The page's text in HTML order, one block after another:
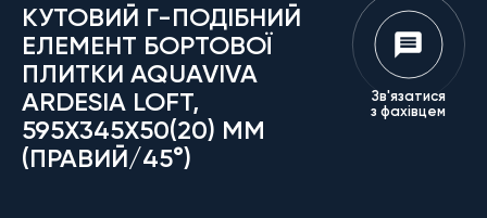
КУТОВИЙ Г-ПОДІБНИЙ
ЕЛЕМЕНТ БОРТОВОЇ
ПЛИТКИ AQUAVIVA
ARDESIA LOFT,
595X345X50(20) ММ
(ПРАВИЙ/45°)
Зв'язатися
з фахівцем